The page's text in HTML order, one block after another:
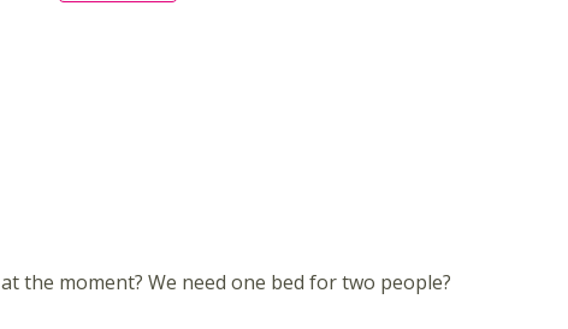
at the moment? We need one bed for two people?